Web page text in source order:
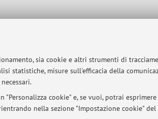
sia cookie e altri strumenti di
statistiche, misure sull'efficacia della
cookie" e, se vuoi, potrai
nella sezione "Impostazione cookie"